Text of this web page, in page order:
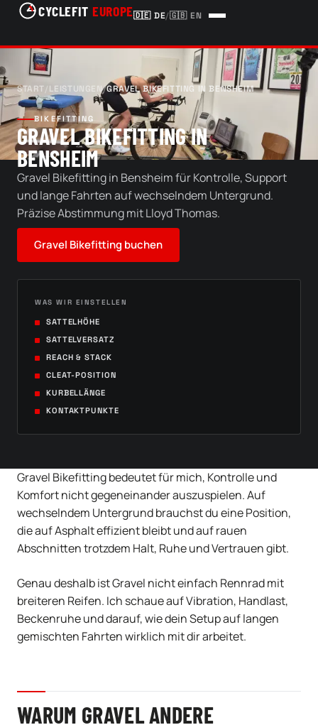
CYCLEFIT EUROPE🇩🇪 DE/🇬🇧 EN
START/LEISTUNGEN/GRAVEL BIKEFITTING IN BENSHEIM
BIKEFITTING
GRAVEL BIKEFITTING IN
BENSHEIM
Gravel Bikefitting in Bensheim für Kontrolle, Support
und lange Fahrten auf wechselndem Untergrund.
Präzise Abstimmung mit Lloyd Thomas.
Gravel Bikefitting buchen
WAS WIR EINSTELLEN
SATTELHÖHE
SATTELVERSATZ
REACH & STACK
CLEAT-POSITION
KURBELLÄNGE
KONTAKTPUNKTE
Gravel Bikefitting bedeutet für mich, Kontrolle und
Komfort nicht gegeneinander auszuspielen. Auf
wechselndem Untergrund brauchst du eine Position,
die auf Asphalt effizient bleibt und auf rauen
Abschnitten trotzdem Halt, Ruhe und Vertrauen gibt.
Genau deshalb ist Gravel nicht einfach Rennrad mit
breiteren Reifen. Ich schaue auf Vibration, Handlast,
Beckenruhe und darauf, wie dein Setup auf langen
gemischten Fahrten wirklich mit dir arbeitet.
WARUM GRAVEL ANDERE